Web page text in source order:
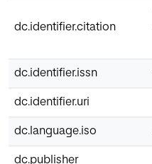
dc.identifier.citation
dc.identifier.issn
dc.identifier.uri
dc.language.iso
dc.publisher